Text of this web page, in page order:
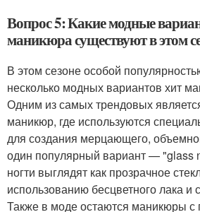
Вопрос 5: Какие модные
маникюра существуют в этом
В этом сезоне особой
несколько модных вариантов хит
Одним из самых трендовых
маникюр, где используются
для создания мерцающего,
один популярный вариант — "glass
ногти выглядят как прозрачное
использованию бесцветного лака и
Также в моде остаются маникюры с